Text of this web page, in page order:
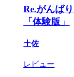
Re.がんば
「体験版」
土佐
レビュー